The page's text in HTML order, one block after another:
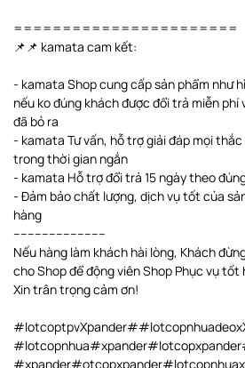
=======================
📌📌 kamata cam kết:
- kamata Shop cung cấp sản phẩm như
nếu ko đúng khách được đổi trả miễn
đã bỏ ra
- kamata Tư vấn, hỗ trợ giải đáp mọi
trong thời gian ngắn
- kamata Hỗ trợ đổi trả 15 ngày theo
- Đảm bảo chất lượng, dịch vụ tốt của
hàng
--------------------------
Nếu hàng làm khách hài lòng, Khách
cho Shop để động viên Shop Phục vụ tốt
Xin trân trọng cảm ơn!